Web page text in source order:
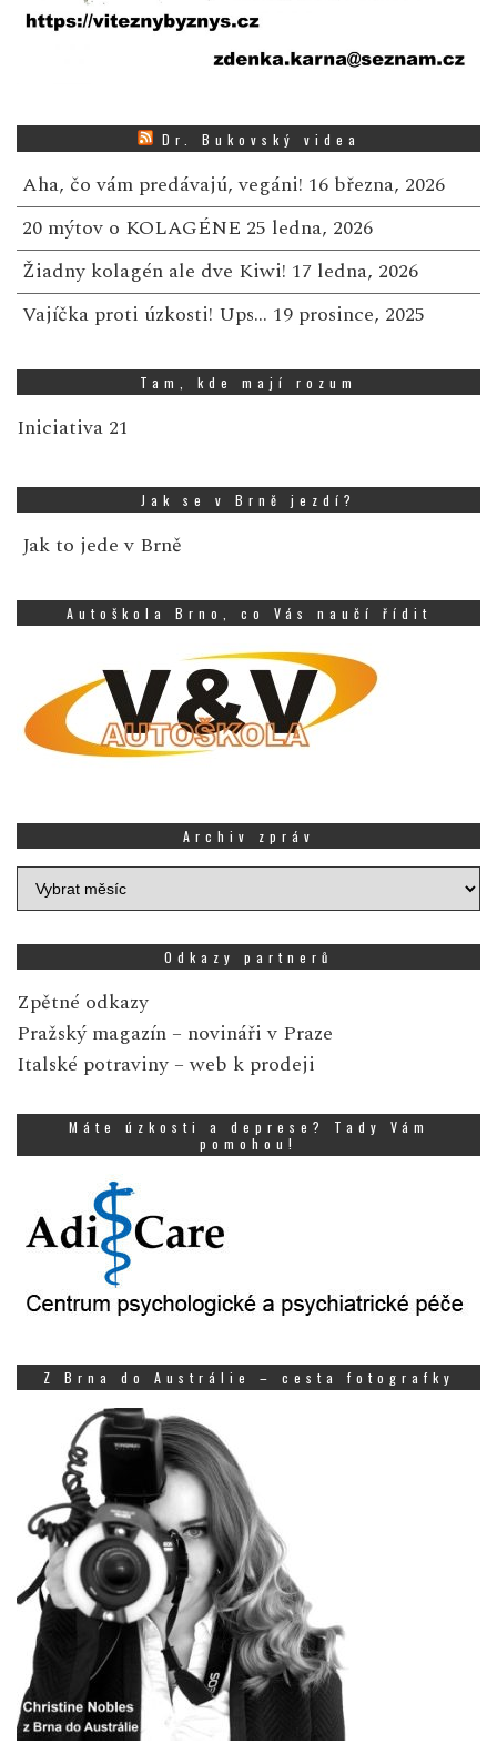
Dr. Bukovský videa
Aha, čo vám predávajú, vegáni! 16 března, 2026
20 mýtov o KOLAGÉNE 25 ledna, 2026
Žiadny kolagén ale dve Kiwi! 17 ledna, 2026
Vajíčka proti úzkosti! Ups… 19 prosince, 2025
Tam, kde mají rozum
Iniciativa 21
Jak se v Brně jezdí?
Jak to jede v Brně
Autoškola Brno, co Vás naučí řídit
Archiv zpráv
Archiv
zpráv
Odkazy partnerů
Zpětné odkazy
Pražský magazín – novináři v Praze
Italské potraviny – web k prodeji
Máte úzkosti a deprese? Tady Vám
pomohou!
Z Brna do Austrálie – cesta fotografky